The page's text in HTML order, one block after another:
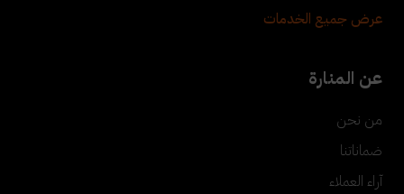
عرض جميع الخدمات
عن المنارة
من نحن
ضماناتنا
آراء العملاء